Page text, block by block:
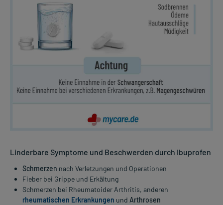
Linderbare Symptome und Beschwerden durch Ibuprofen
Schmerzen nach Verletzungen und Operationen
Fieber bei Grippe und Erkältung
Schmerzen bei Rheumatoider Arthritis, anderen
rheumatischen Erkrankungen und Arthrosen